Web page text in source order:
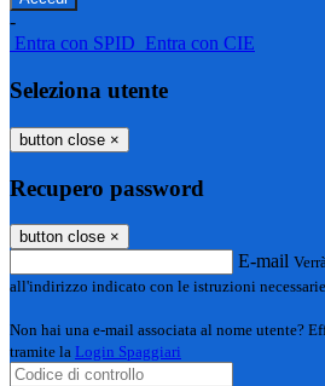
-
Entra con SPID Entra con CIE
Seleziona utente
button close ×
Recupero password
button close ×
E-mail
all'indirizzo indicato con le istruzioni
Non hai una e-mail associata al nome utente?
tramite la Login Spaggiari